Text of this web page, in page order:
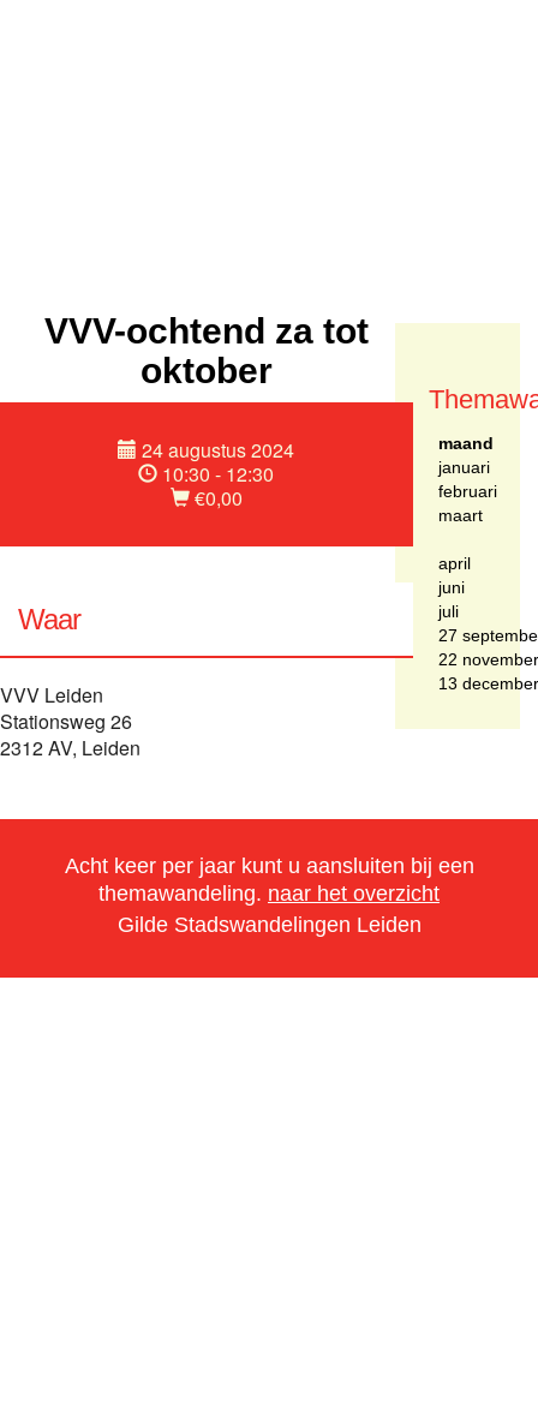
VVV-ochtend za tot
oktober
24 augustus 2024
10:30 - 12:30
€0,00
Waar
VVV Leiden
Stationsweg 26
2312 AV, Leiden
maand
januari
februari
maart
april
juni
juli
27
22 november
13 december
Acht keer per jaar kunt u aansluiten bij een
themawandeling. naar het overzicht
Gilde Stadswandelingen Leiden